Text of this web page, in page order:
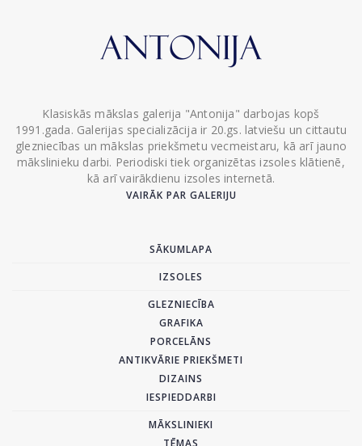
Klasiskās mākslas galerija "Antonija" darbojas kopš
1991.gada. Galerijas specializācija ir 20.gs. latviešu un cittautu
glezniecības un mākslas priekšmetu vecmeistaru, kā arī jauno
mākslinieku darbi. Periodiski tiek organizētas izsoles klātienē,
kā arī vairākdienu izsoles internetā.
VAIRĀK PAR GALERIJU
SĀKUMLAPA
IZSOLES
GLEZNIECĪBA
GRAFIKA
PORCELĀNS
ANTIKVĀRIE PRIEKŠMETI
DIZAINS
IESPIEDDARBI
MĀKSLINIEKI
TĒMAS